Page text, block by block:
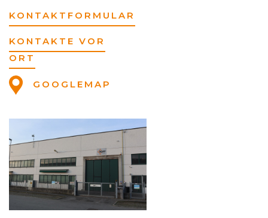
KONTAKTFORMULAR
KONTAKTE VOR
ORT
GOOGLEMAP